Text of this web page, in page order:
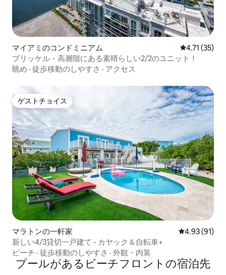
マイアミのコンドミニアム レビュー35
4.71 (35)
ブリッケル・高層階にある素晴らしい2/2のユニット！
眺め · 徒歩移動のしやすさ · アクセス
ゲストチョイス
ゲストチョイス
マラトンの一軒家 レビュー91
4.93 (91)
新しい4/3貸切一戸建て - カヤック＆自転車+
ビーチ · 徒歩移動のしやすさ · 外観・内装
プールがあるビーチフロントの宿泊先